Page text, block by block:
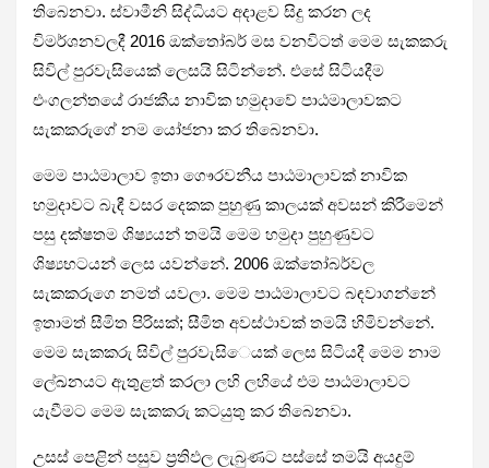
තිබෙනවා. ස්වාමීනි සිද්ධියට අදාළව සිදු කරන ලද
විමර්ශනවලදී 2016 ඔක්තෝබර් මස වනවිටත් මෙම සැකකරු
සිවිල් පුරවැසියෙක් ලෙසයි සිටින්නේ. එසේ සිටියදීම
එංගලන්තයේ රාජකීය නාවික හමුදාවේ පාඨමාලාවකට
සැකකරුගේ නම යෝජනා කර තිබෙනවා.
මෙම පාඨමාලාව ඉතා ගෞරවනීය පාඨමාලාවක් නාවික
හමුදාවට බැඳී වසර දෙකක පුහුණු කාලයක් අවසන් කිරීමෙන්
පසු දක්ෂතම ශිෂ්‍යයන් තමයි මෙම හමුදා පුහුණුවට
ශිෂ්‍යභටයන් ලෙස යවන්නේ. 2006 ඔක්තෝබර්වල
සැකකරුගෙ නමත් යවලා. මෙම පාඨමාලාවට බඳවාගන්නේ
ඉතාමත් සීමිත පිරිසක්; සීමිත අවස්ථාවක් තමයි හිමිවන්නේ.
මෙම සැකකරු සිවිල් පුරවැසි­‍ෙයක් ලෙස සිටියදී මෙම නාම
ලේඛනයට ඇතුළත් කරලා ලහි ලහියේ එම පාඨමාලාවට
යැවීමට මෙම සැකකරු කටයුතු කර තිබෙනවා.
උසස් පෙළින් පසුව ප්‍රතිඵල ලැබුණට පස්සේ තමයි අයදුම්